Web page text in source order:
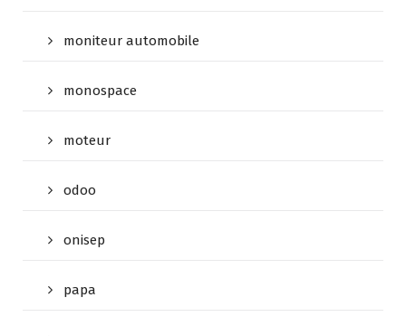
moniteur automobile
monospace
moteur
odoo
onisep
papa